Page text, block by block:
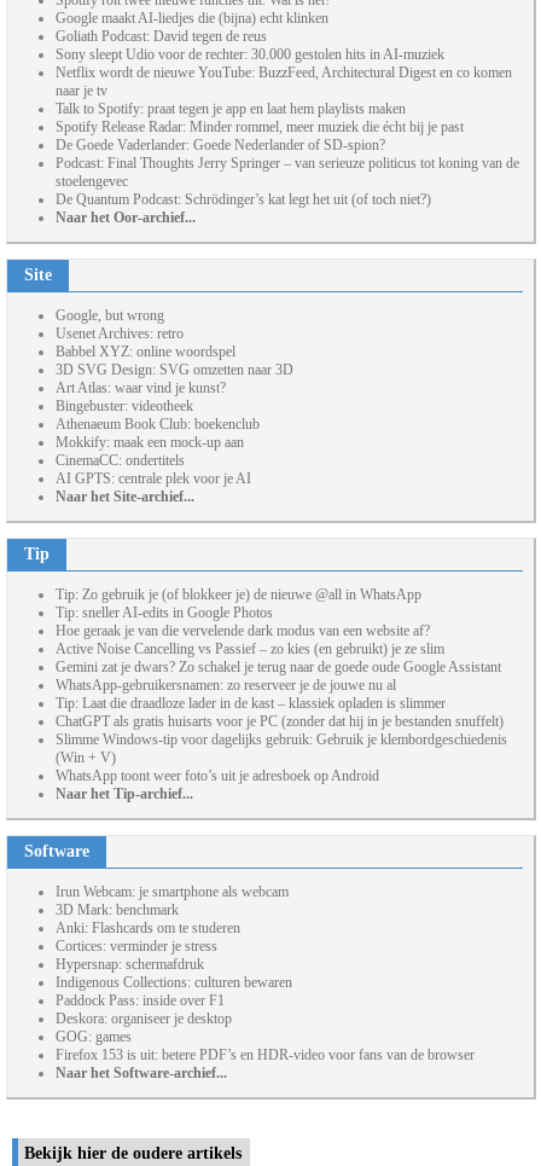
Google maakt AI-liedjes die (bijna) echt klinken
Goliath Podcast: David tegen de reus
Sony sleept Udio voor de rechter: 30.000 gestolen hits in AI-muziek
Netflix wordt de nieuwe YouTube: BuzzFeed, Architectural Digest en co komen
naar je tv
Talk to Spotify: praat tegen je app en laat hem playlists maken
Spotify Release Radar: Minder rommel, meer muziek die écht bij je past
De Goede Vaderlander: Goede Nederlander of SD-spion?
Podcast: Final Thoughts Jerry Springer – van serieuze politicus tot koning van de
stoelengevec
De Quantum Podcast: Schrödinger’s kat legt het uit (of toch niet?)
Naar het Oor-archief...
Site
Google, but wrong
Usenet Archives: retro
Babbel XYZ: online woordspel
3D SVG Design: SVG omzetten naar 3D
Art Atlas: waar vind je kunst?
Bingebuster: videotheek
Athenaeum Book Club: boekenclub
Mokkify: maak een mock-up aan
CinemaCC: ondertitels
AI GPTS: centrale plek voor je AI
Naar het Site-archief...
Tip
Tip: Zo gebruik je (of blokkeer je) de nieuwe @all in WhatsApp
Tip: sneller AI-edits in Google Photos
Hoe geraak je van die vervelende dark modus van een website af?
Active Noise Cancelling vs Passief – zo kies (en gebruikt) je ze slim
Gemini zat je dwars? Zo schakel je terug naar de goede oude Google Assistant
WhatsApp-gebruikersnamen: zo reserveer je de jouwe nu al
Tip: Laat die draadloze lader in de kast – klassiek opladen is slimmer
ChatGPT als gratis huisarts voor je PC (zonder dat hij in je bestanden snuffelt)
Slimme Windows-tip voor dagelijks gebruik: Gebruik je klembordgeschiedenis
(Win + V)
WhatsApp toont weer foto’s uit je adresboek op Android
Naar het Tip-archief...
Software
Irun Webcam: je smartphone als webcam
3D Mark: benchmark
Anki: Flashcards om te studeren
Cortices: verminder je stress
Hypersnap: schermafdruk
Indigenous Collections: culturen bewaren
Paddock Pass: inside over F1
Deskora: organiseer je desktop
GOG: games
Firefox 153 is uit: betere PDF’s en HDR-video voor fans van de browser
Naar het Software-archief...
Bekijk hier de oudere artikels